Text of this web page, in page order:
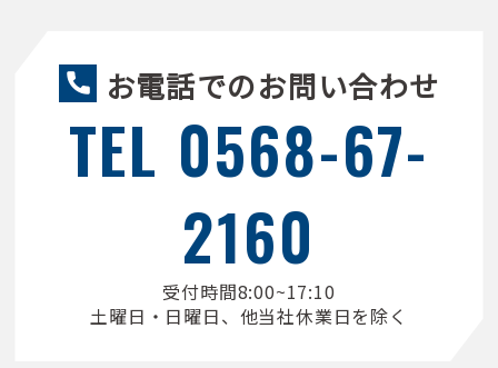
call お電話でのお問い合わせ
TEL 0568-67-
2160
受付時間8:00~17:10
土曜日・日曜日、他当社休業日を除く